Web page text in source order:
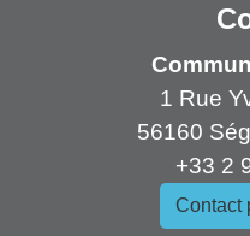
1 Rue
56160
+33 2
Contact